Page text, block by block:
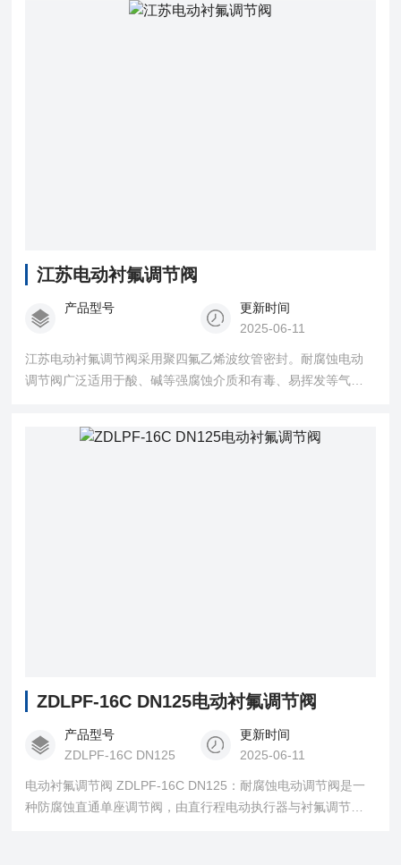
构紧凑。 产品符合GB/T4213-92。
江苏电动衬氟调节阀
产品型号
更新时间
2025-06-11
江苏电动衬氟调节阀采用聚四氟乙烯波纹管密封。耐腐蚀电动
调节阀广泛适用于酸、碱等强腐蚀介质和有毒、易挥发等气
ZDLPF-16C DN125电动衬氟调节阀
产品型号
ZDLPF-16C DN125
更新时间
2025-06-11
电动衬氟调节阀 ZDLPF-16C DN125：耐腐蚀电动调节阀是一
种防腐蚀直通单座调节阀，由直行程电动执行器与衬氟调节阀